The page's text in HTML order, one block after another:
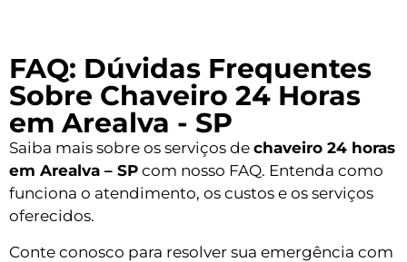
FAQ: Dúvidas Frequentes
Sobre Chaveiro 24 Horas
em Arealva - SP
Saiba mais sobre os serviços de chaveiro 24 horas
em Arealva – SP com nosso FAQ. Entenda como
funciona o atendimento, os custos e os serviços
oferecidos.
Conte conosco para resolver sua emergência com